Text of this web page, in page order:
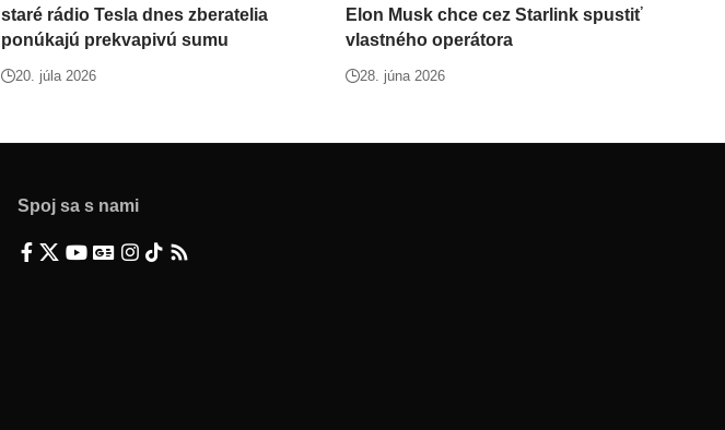
staré rádio Tesla dnes zberatelia
ponúkajú prekvapivú sumu
20. júla 2026
Elon Musk chce cez Starlink spustiť
vlastného operátora
28. júna 2026
Spoj sa s nami